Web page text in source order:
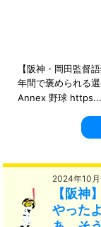
【阪神・岡田監督
年間で褒められる
Annex 野球 https...
2024年10月
【阪神
やった